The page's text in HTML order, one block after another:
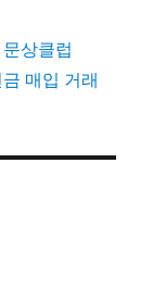
상클럽
매입 거래